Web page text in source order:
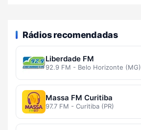
Rádios recomendadas
Liberdade FM
92.9 FM - Belo Horizonte (MG)
Massa FM Curitiba
97.7 FM - Curitiba (PR)